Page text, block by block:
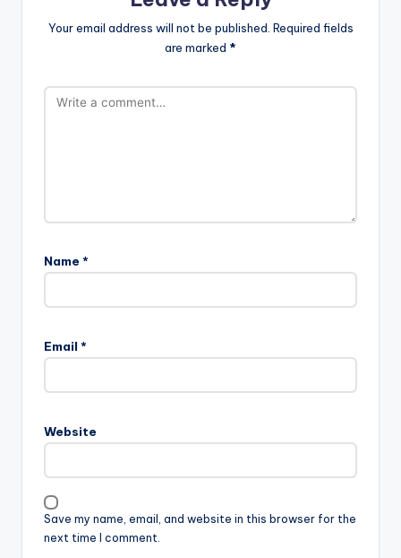
Your email address will not be published. Required fields
are marked *
Name *
Email *
Website
Save my name, email, and website in this browser for the
next time I comment.